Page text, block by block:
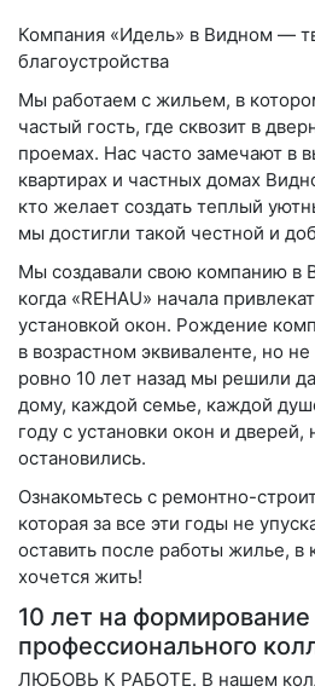
Компания «Идель» в Видном —
благоустройства
Мы работаем с жильем, в
частый гость, где сквозит в
проемах. Нас часто замечают в
квартирах и частных домах
кто желает создать теплый
мы достигли такой честной и
Мы создавали свою компанию в
когда «REHAU» начала
установкой окон. Рождение
в возрастном эквиваленте, но
ровно 10 лет назад мы решили
дому, каждой семье, каждой
году с установки окон и дверей,
остановились.
Ознакомьтесь с ремонтно-
которая за все эти годы не
оставить после работы жилье, в
хочется жить!
10 лет на формирование
профессионального
ЛЮБОВЬ К РАБОТЕ. В нашем